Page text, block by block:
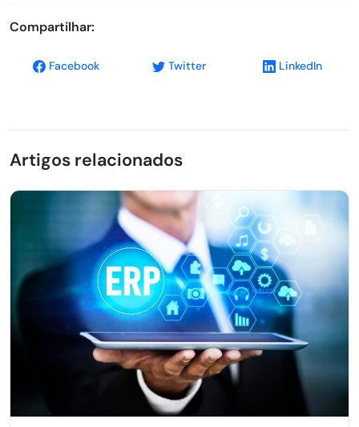
Compartilhar:
Facebook Twitter LinkedIn
Artigos relacionados